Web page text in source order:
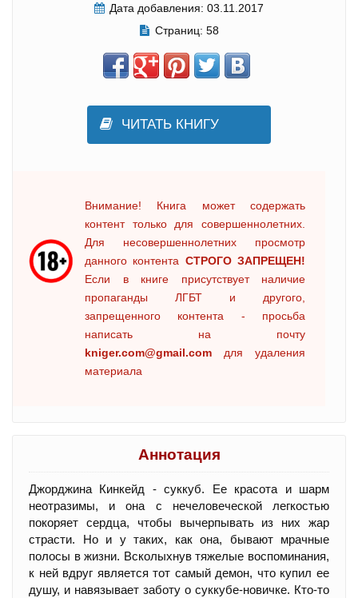
Дата добавления: 03.11.2017
Страниц: 58
ЧИТАТЬ КНИГУ
Внимание! Книга может содержать
контент только для совершеннолетних.
Для несовершеннолетних просмотр
данного контента СТРОГО ЗАПРЕЩЕН!
Если в книге присутствует наличие
пропаганды ЛГБТ и другого,
запрещенного контента - просьба
написать на почту
kniger.com@gmail.com для удаления
материала
Аннотация
Джорджина Кинкейд - суккуб. Ее красота и шарм
неотразимы, и она с нечеловеческой легкостью
покоряет сердца, чтобы вычерпывать из них жар
страсти. Но и у таких, как она, бывают мрачные
полосы в жизни. Всколыхнув тяжелые воспоминания,
к ней вдруг является тот самый демон, что купил ее
душу, и навязывает заботу о суккубе-новичке. Кто-то